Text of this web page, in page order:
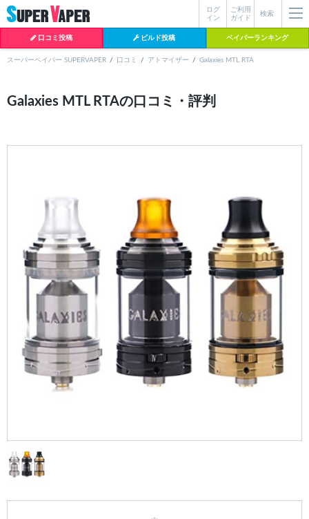
検索
ご利用
ガイド
ログ
イン
口コミ投稿 ビルド投稿 ベイパーランキング
よく検索されているワード
クラプトン
スーパーベイパー SUPERVAPER 口コミ アトマイザー Galaxies MTL RTA
Galaxies MTL RTAの口コミ・評判
見つからない場合データベースに該当の商品がまだ登録されていない可能